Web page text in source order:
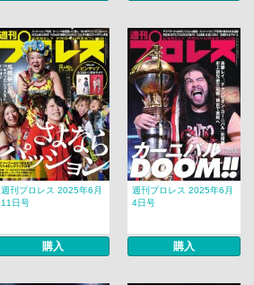
週刊プロレス 2025年6月
11日号
購入
週刊プロレス 2025年6月
4日号
購入